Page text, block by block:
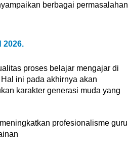
berbagai permasalahan
2026.
proses belajar mengajar di
ini pada akhirnya akan
karakter generasi muda yang
profesionalisme guru